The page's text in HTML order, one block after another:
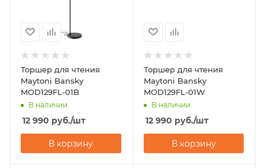
Торшер для чтения
Maytoni Bansky
MOD129FL-01B
В наличии
12 990 руб./шт
В корзину
Торшер для чтения
Maytoni Bansky
MOD129FL-01W
В наличии
12 990 руб./шт
В корзину